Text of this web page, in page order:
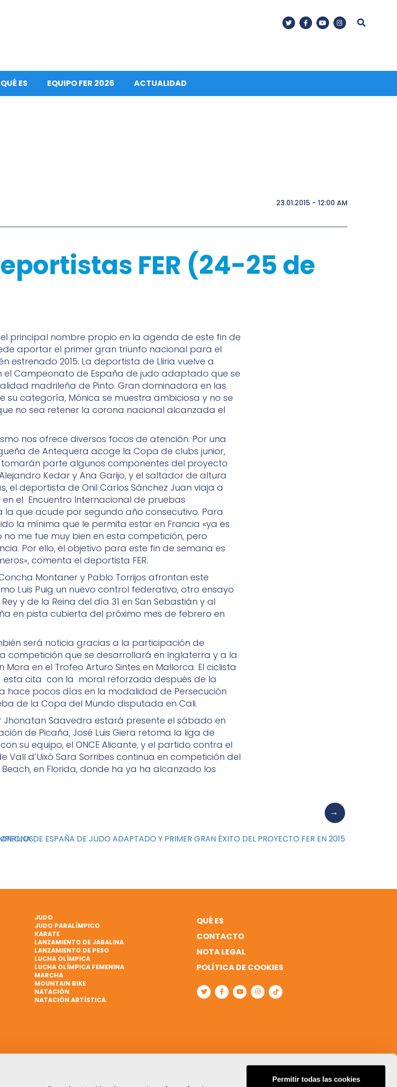
Permitir todas las cookies
QUÉ ES EQUIPO FER 2026 ACTUALIDAD
23.01.2015 - 12:00 AM
FER (24-25 de
principal nombre propio en la agenda de este fin de
aportar el primer gran triunfo nacional para el
estrenado 2015. La deportista de Lliria vuelve a
el Campeonato de España de judo adaptado que se
madrileña de Pinto. Gran dominadora en las
su categoría, Mónica se muestra ambiciosa y no se
no sea retener la corona nacional alcanzada el
nos ofrece diversos focos de atención. Por una
de Antequera acoge la Copa de clubs junior,
parte algunos componentes del proyecto
Kedar y Ana Garijo, y el saltador de altura
el deportista de Onil Carlos Sánchez Juan viaja a
el Encuentro Internacional de pruebas
que acude por segundo año consecutivo. Para
la mínima que le permita estar en Francia «ya es
no me fue muy bien en esta competición, pero
Por ello, el objetivo para este fin de semana es
comenta el deportista FER.
Montaner y Pablo Torrijos afrontan este
Luis Puig un nuevo control federativo, otro ensayo
y de la Reina del día 31 en San Sebastián y al
en pista cubierta del próximo mes de febrero en
será noticia gracias a la participación de
competición que se desarrollará en Inglaterra y a la
en el Trofeo Arturo Sintes en Mallorca. El ciclista
esta cita con la moral reforzada después de la
hace pocos días en la modalidad de Persecución
de la Copa del Mundo disputada en Cali.
Jhonatan Saavedra estará presente el sábado en
de Picaña, José Luis Giera retoma la liga de
su equipo, el ONCE Alicante, y el partido contra el
Vall d’Uixó Sara Sorribes continua en competición del
en Florida, donde ha ya ha alcanzado los
DE ESPAÑA DE JUDO ADAPTADO Y PRIMER GRAN ÉXITO DEL PROYECTO FER EN 2015
JUDO
JUDO PARALÍMPICO
KARATE
LANZAMIENTO DE JABALINA
LANZAMIENTO DE PESO
LUCHA OLÍMPICA
LUCHA OLÍMPICA FEMENINA
MARCHA
MOUNTAIN BIKE
NATACIÓN
NATACIÓN ARTÍSTICA
QUÉ ES
CONTACTO
NOTA LEGAL
POLÍTICA DE COOKIES